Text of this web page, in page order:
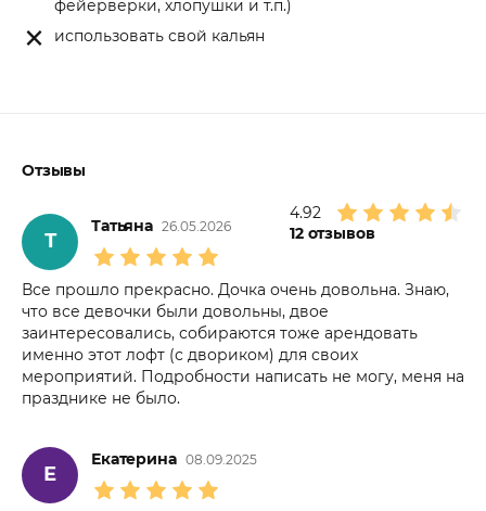
фейерверки, хлопушки и т.п.)
использовать свой кальян
Отзывы
4.92
12отзывов
Т
Татьяна 26.05.2026
Все прошло прекрасно. Дочка очень довольна. Знаю,
что все девочки были довольны, двое
заинтересовались, собираются тоже арендовать
именно этот лофт (с двориком) для своих
мероприятий. Подробности написать не могу, меня на
празднике не было.
Е
Екатерина 08.09.2025